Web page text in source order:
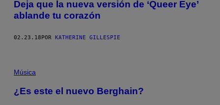
Deja que la nueva versión de ‘Queer Eye’
ablande tu corazón
02.23.18 POR KATHERINE GILLESPIE
Música
¿Es este el nuevo Berghain?